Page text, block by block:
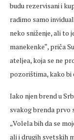
budu rezervisani i
radimo samo
neko sniženje, ali to
manekenke“, priča
ateljea, koja se ne
pozorištima, kako bi
Iako njen brend u
svakog brenda prvo
„Volela bih da se
ali i drugih svetskih